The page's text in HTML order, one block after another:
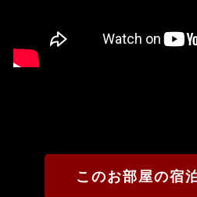
このお部屋の宿